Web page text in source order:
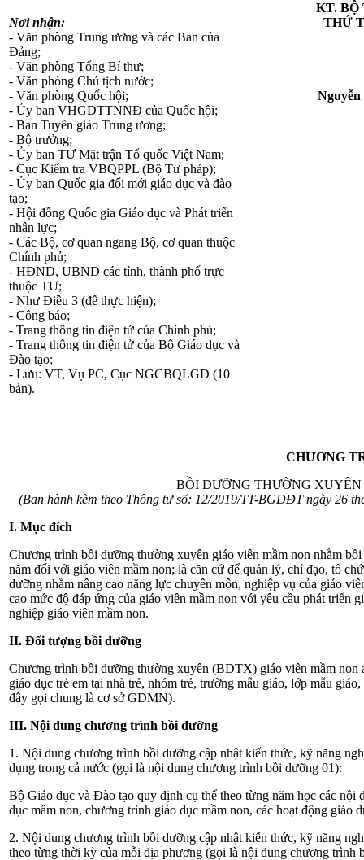
Nơi nhận:
- Văn phòng Trung ương và các Ban của
Đảng;
- Văn phòng Tổng Bí thư;
- Văn phòng Chủ tịch nước;
- Văn phòng Quốc hội;
- Ủy ban VHGDTTNNĐ của Quốc hội;
- Ban Tuyên giáo Trung ương;
- Bộ trưởng;
- Ủy ban TƯ Mặt trận Tổ quốc Việt Nam;
- Cục Kiểm tra VBQPPL (Bộ Tư pháp);
- Ủy ban Quốc gia đổi mới giáo dục và đào
tạo;
- Hội đồng Quốc gia Giáo dục và Phát triển
nhân lực;
- Các Bộ, cơ quan ngang Bộ, cơ quan thuộc
Chính phủ;
- HĐND, UBND các tỉnh, thành phố trực
thuộc TƯ;
- Như Điều 3 (để thực hiện);
- Công báo;
- Trang thông tin điện tử của Chính phủ;
- Trang thông tin điện tử của Bộ Giáo dục và
Đào tạo;
- Lưu: VT, Vụ PC, Cục NGCBQLGD (10
bản).
KT. BỘ
THỨ
CHƯƠNG
BỒI DƯỠNG THƯỜNG
(Ban hành kèm theo Thông tư số: 12/2019/TT-BGDĐT ngày 26
I. Mục đích
Chương trình bồi dưỡng thường xuyên giáo viên mầm non nhằm
năm đối với giáo viên mầm non; là căn cứ để quản lý, chỉ đạo, tổ
dưỡng nhằm nâng cao năng lực chuyên môn, nghiệp vụ của giáo
cao mức độ đáp ứng của giáo viên mầm non với yêu cầu phát triển
nghiệp giáo viên mầm non.
II. Đối tượng bồi dưỡng
Chương trình bồi dưỡng thường xuyên (BDTX) giáo viên mầm non
giáo dục trẻ em tại nhà trẻ, nhóm trẻ, trường mẫu giáo, lớp mẫu
đây gọi chung là cơ sở GDMN).
III. Nội dung chương trình bồi dưỡng
1. Nội dung chương trình bồi dưỡng cập nhật kiến thức, kỹ năng
dụng trong cả nước (gọi là nội dung chương trình bồi dưỡng 01):
Bộ Giáo dục và Đào tạo quy định cụ thể theo từng năm học các
dục mầm non, chương trình giáo dục mầm non, các hoạt động giáo
2. Nội dung chương trình bồi dưỡng cập nhật kiến thức, kỹ năng
theo từng thời kỳ của mỗi địa phương (gọi là nội dung chương trình